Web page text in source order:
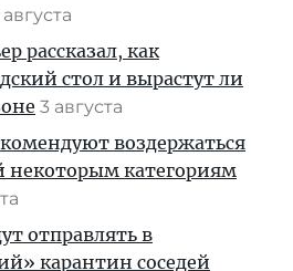
рассказал, как
стол и вырастут ли
3 августа
воздержаться
некоторым категориям
отправлять в
карантин соседей